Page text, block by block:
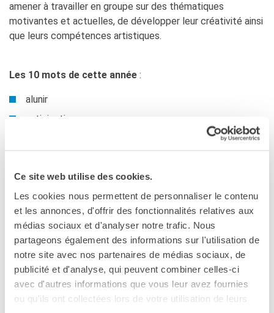
Ce site web utilise des cookies.
Les cookies nous permettent de personnaliser le contenu
et les annonces, d'offrir des fonctionnalités relatives aux
médias sociaux et d'analyser notre trafic. Nous
partageons également des informations sur l'utilisation de
notre site avec nos partenaires de médias sociaux, de
publicité et d'analyse, qui peuvent combiner celles-ci
avec d'autres informations que vous leur avez fournies
ou qu'ils ont collectées lors de votre utilisation de leurs
amener à travailler en groupe sur des thématiques
motivantes et actuelles, de développer leur créativité ainsi
que leurs compétences artistiques.
Les 10 mots de cette année :
alunir
anticipation
humanoïde
particule
programmer
sidéral
théorie
transmuter